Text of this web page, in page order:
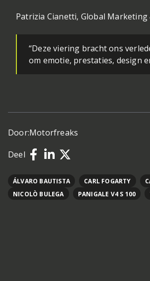
Patrizia Cianetti, Global
“Deze viering bracht ons
om emotie, prestaties, design
Door:Motorfreaks
Deel
ÁLVARO BAUTISTA CARL FOGARTY
NICOLÒ BULEGA
PANIGALE V4 S 100